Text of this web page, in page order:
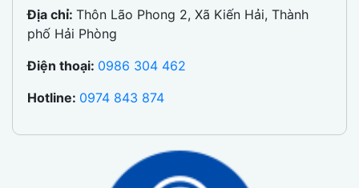
Địa chỉ: Thôn Lão Phong 2, Xã Kiến Hải, Thành
phố Hải Phòng
Điện thoại: 0986 304 462
Hotline: 0974 843 874